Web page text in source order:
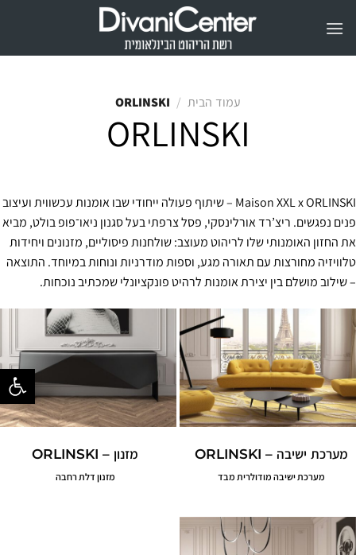
פתח
ORLINSKI
עמוד הבית /
Maison XXL x ORLINSKI – שיתוף פעולה ייחודי שבו אומנות עכשווית ועיצוב
פנים נפגשים. ריצ’רד אורלינסקי, פסל צרפתי בעל סגנון ניאו־פופ בולט, מביא
את החזון האומנותי שלו לריהוט מעוצב: שולחנות פיסוליים, מזנונים ויחידות
טלוויזיה מחורצות עם תאורה מגע, וספות מודרניות ונוחות במיוחד. התוצאה
– שילוב מושלם בין יצירת אומנות לרהיט פונקציונלי שמכתיב נוכחות.
מערכת ישיבה – ORLINSKI
מערכת ישיבה מודולרית מבד
מזנון – ORLINSKI
מזנון דלת רחבה